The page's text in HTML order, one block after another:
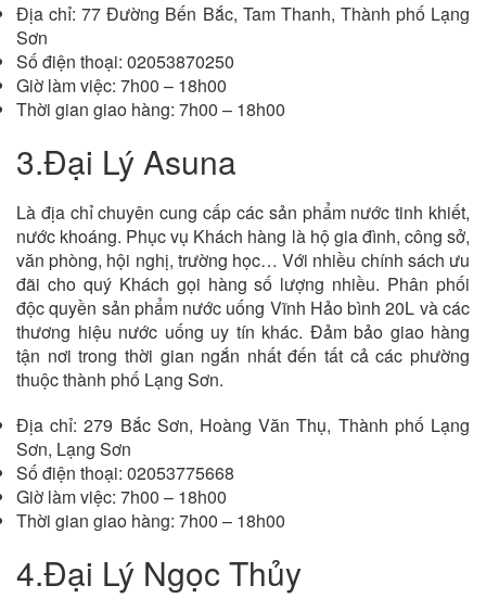
Địa chỉ: 77 Đường Bến Bắc, Tam Thanh, Thành phố Lạng
Sơn
Số điện thoại: 02053870250
Giờ làm việc: 7h00 – 18h00
Thời gian giao hàng: 7h00 – 18h00
3.Đại Lý Asuna
Là địa chỉ chuyên cung cấp các sản phẩm nước tinh khiết,
nước khoáng. Phục vụ Khách hàng là hộ gia đình, công sở,
văn phòng, hội nghị, trường học… Với nhiều chính sách ưu
đãi cho quý Khách gọi hàng số lượng nhiều. Phân phối
độc quyền sản phẩm nước uống Vĩnh Hảo bình 20L và các
thương hiệu nước uống uy tín khác. Đảm bảo giao hàng
tận nơi trong thời gian ngắn nhất đến tất cả các phường
thuộc thành phố Lạng Sơn.
Địa chỉ: 279 Bắc Sơn, Hoàng Văn Thụ, Thành phố Lạng
Sơn, Lạng Sơn
Số điện thoại: 02053775668
Giờ làm việc: 7h00 – 18h00
Thời gian giao hàng: 7h00 – 18h00
4.Đại Lý Ngọc Thủy